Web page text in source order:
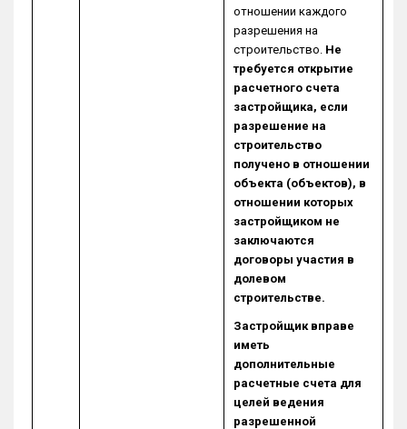
отношении каждого
разрешения на
строительство. Не
требуется открытие
расчетного счета
застройщика, если
разрешение на
строительство
получено в отношении
объекта (объектов), в
отношении которых
застройщиком не
заключаются
договоры участия в
долевом
строительстве.
Застройщик вправе
иметь
дополнительные
расчетные счета для
целей ведения
разрешенной